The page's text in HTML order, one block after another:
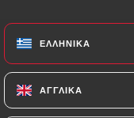
ΕΛΛΗΝΙΚΆ
ΑΓΓΛΙΚΆ
ΕΛΛΗΝΙΚΆ
ΑΓΓΛΙΚΆ